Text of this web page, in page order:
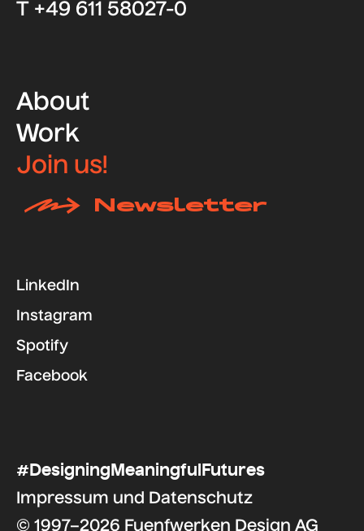
T +49 611 58027-0
About
Work
Join us!
Newsletter
#DesigningMeaningfulFutures
Impressum und Datenschutz
© 1997–2026 Fuenfwerken Design AG
LinkedIn
Instagram
Spotify
Facebook